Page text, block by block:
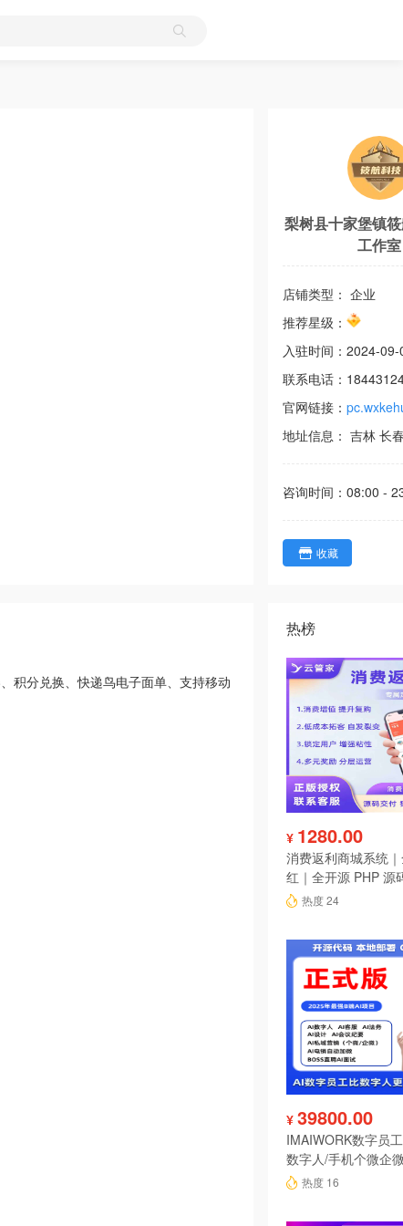
梨树县十家堡镇
工作室
店铺类型： 企业
推荐星级：
入驻时间： 2024-09-
联系电话：
官网链接：
地址信息： 吉林 长
咨询时间： 08:00 -
收藏
积分兑换、快递鸟电子面单、支持移动
热榜
¥ 1280.00
消费返利商城系统
红｜全开源 PHP 源
热度 24
¥ 39800.00
IMAIWORK数字员
数字人/手机个微企
陪练/电销/客服/法
热度 16